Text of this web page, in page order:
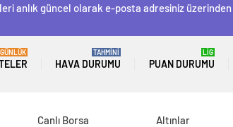
anlık güncel olarak e-posta adresiniz
GÜNLÜK
HAVA DURUMU
TAHMİNİ
PUAN DURUMU
LİG
Canlı Borsa Altınlar